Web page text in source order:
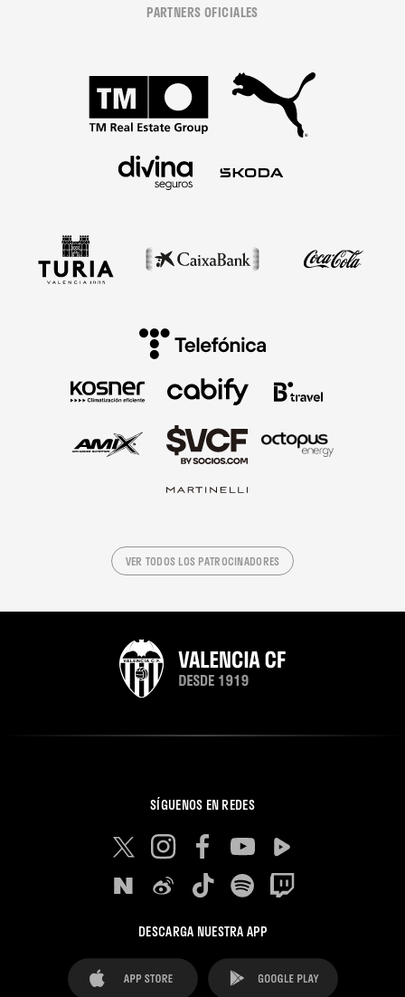
PARTNERS OFICIALES
VER TODOS LOS PATROCINADORES
SÍGUENOS EN REDES
DESCARGA NUESTRA APP